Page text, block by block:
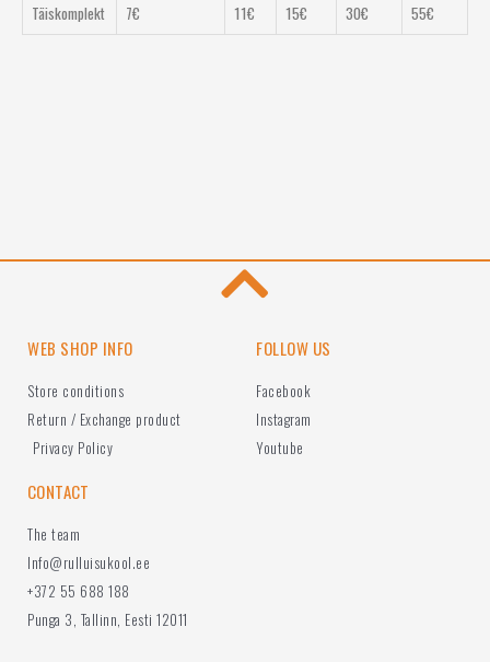
Täiskomplekt
7€ 11€ 15€ 30€ 55€
WEB SHOP INFO
Store conditions
Return / Exchange product
Privacy Policy
FOLLOW US
Facebook
Instagram
Youtube
CONTACT
The team
Info@rulluisukool.ee
+372 55 688 188
Punga 3, Tallinn, Eesti 12011